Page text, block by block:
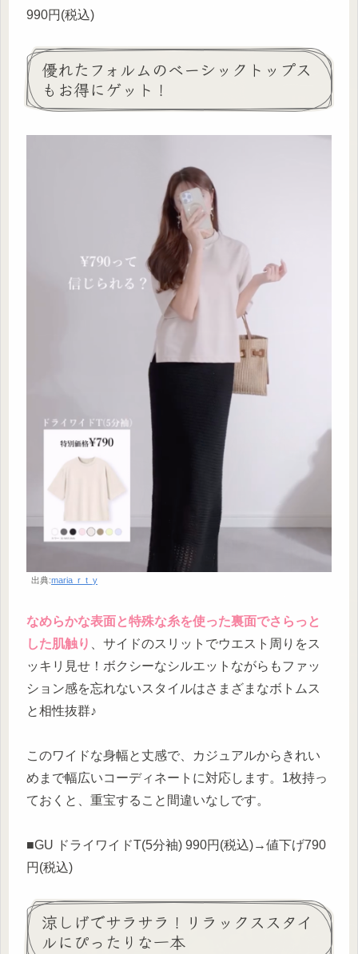
990円(税込)
優れたフォルムのベーシックトップス
もお得にゲット！
出典:maria_r_t_y
なめらかな表面と特殊な糸を使った裏面でさらっと
した肌触り
、サイドのスリットでウエスト周りをス
ッキリ見せ！ボクシーなシルエットながらもファッ
ション感を忘れないスタイルはさまざまなボトムス
と相性抜群♪
このワイドな身幅と丈感で、カジュアルからきれい
めまで幅広いコーディネートに対応します。1枚持っ
ておくと、重宝すること間違いなしです。
■GU ドライワイドT(5分袖) 990円(税込)→値下げ790
円(税込)
涼しげでサラサラ！リラックススタイ
ルにぴったりな一本